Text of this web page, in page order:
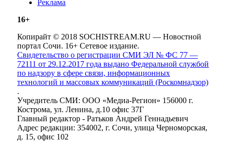
Реклама
16+
Копирайт © 2018 SOCHISTREAM.RU — Новостной
портал Сочи. 16+ Сетевое издание.
Свидетельство о регистрации СМИ ЭЛ № ФС 77 —
72111 от 29.12.2017 года выдано Федеральной службой
по надзору в сфере связи, информационных
технологий и массовых коммуникаций (Роскомнадзор)
.
Учредитель СМИ: ООО «Медиа-Регион» 156000 г.
Кострома, ул. Ленина, д.10 офис 37Г
Главный редактор - Ратьков Андрей Геннадьевич
Адрес редакции: 354002, г. Сочи, улица Черноморская,
д. 15, офис 102